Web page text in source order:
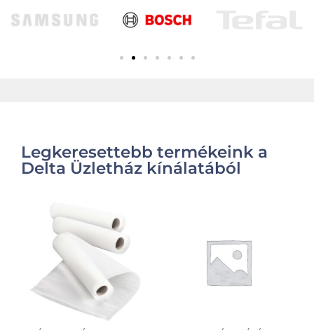
Legkeresettebb termékeink a
Delta Üzletház kínálatából